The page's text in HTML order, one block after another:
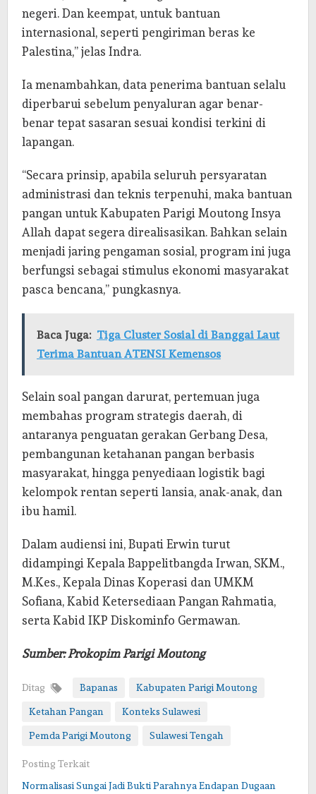
negeri. Dan keempat, untuk bantuan
internasional, seperti pengiriman beras ke
Palestina,” jelas Indra.
Ia menambahkan, data penerima bantuan selalu
diperbarui sebelum penyaluran agar benar-
benar tepat sasaran sesuai kondisi terkini di
lapangan.
“Secara prinsip, apabila seluruh persyaratan
administrasi dan teknis terpenuhi, maka bantuan
pangan untuk Kabupaten Parigi Moutong Insya
Allah dapat segera direalisasikan. Bahkan selain
menjadi jaring pengaman sosial, program ini juga
berfungsi sebagai stimulus ekonomi masyarakat
pasca bencana,” pungkasnya.
Baca Juga: Tiga Cluster Sosial di Banggai Laut
Terima Bantuan ATENSI Kemensos
Selain soal pangan darurat, pertemuan juga
membahas program strategis daerah, di
antaranya penguatan gerakan Gerbang Desa,
pembangunan ketahanan pangan berbasis
masyarakat, hingga penyediaan logistik bagi
kelompok rentan seperti lansia, anak-anak, dan
ibu hamil.
Dalam audiensi ini, Bupati Erwin turut
didampingi Kepala Bappelitbangda Irwan, SKM.,
M.Kes., Kepala Dinas Koperasi dan UMKM
Sofiana, Kabid Ketersediaan Pangan Rahmatia,
serta Kabid IKP Diskominfo Germawan.
Sumber: Prokopim Parigi Moutong
Ditag Bapanas Kabupaten Parigi Moutong
Ketahan Pangan Konteks Sulawesi
Pemda Parigi Moutong Sulawesi Tengah
Posting Terkait
Normalisasi Sungai Jadi Bukti Parahnya Endapan Dugaan